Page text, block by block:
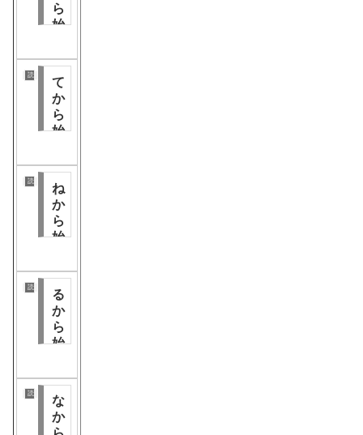
ら
始
る
字
読み仮名分類
て
か
ら
始
る
漢
字
読み仮名分類
ね
か
ら
始
る
字
読み仮名分類
る
か
ら
始
る
漢
字
読み仮名分類
な
か